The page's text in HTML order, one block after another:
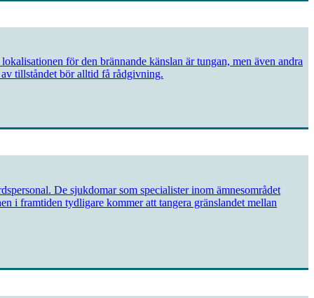
för den brännande känslan är tungan, men även andra
tillståndet bör alltid få rådgivning.
De sjukdomar som specialister inom ämnesområdet
i framtiden tydligare kommer att tangera gränslandet mellan